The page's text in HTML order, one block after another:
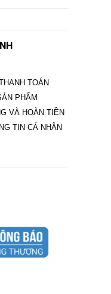
TOÁN
PHẨM
VÀ HOÀN TIỀN
TIN CÁ NHÂN